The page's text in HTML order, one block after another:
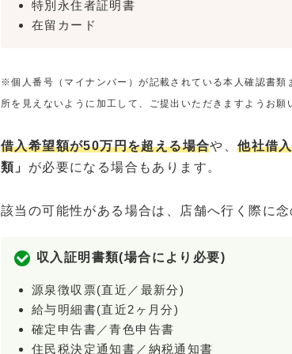
特別永住者証明書
在留カード
※個人番号（マイナンバー）が記載されている本人確認書
所を見えないように加工して、ご提出いただきますようお願
借入希望額が50万円を超える場合や、他社借
類」 が必要になる場合もあります。
該当の可能性がある場合は、店舗へ行く際に
収入証明書類(場合により必要)
源泉徴収票(直近／最新分)
給与明細書(直近2ヶ月分)
確定申告書／青色申告書
住民税決定通知書／納税通知書